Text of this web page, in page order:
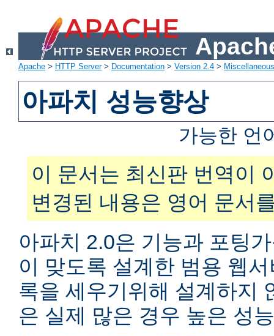
Apache > HTTP Server> Documentation > Version 2.4 >
아파치 성능향상
가능한 언
이 문서는 최신판 번역이
변경된 내용은 영어 문서
아파치 2.0은 기능과 포팅
이 맞도록 설계한 범용 웹
록을 세우기위해 설계하지
은 실제 많은 경우 높은 성